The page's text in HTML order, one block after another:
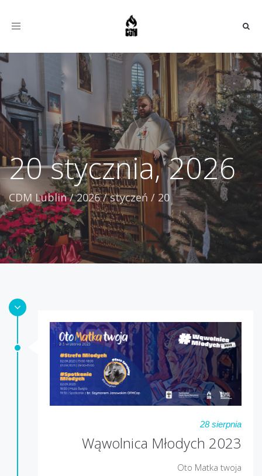
Toggle
20 stycznia, 2026
CDM Lublin/2026/styczeń / 20
28 sierpnia
Wąwolnica Młodych 2023
Oto Matka twoja